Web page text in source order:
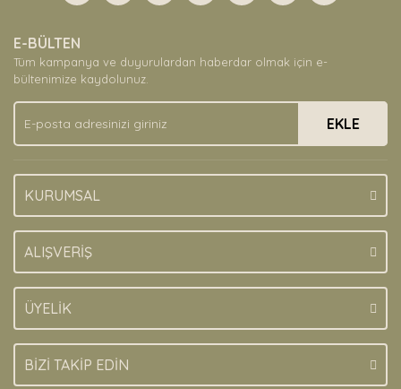
Yorum Yaz
Ürün açıklamasında eksik bilgiler bulunuyor.
Ürün bilgilerinde hatalar bulunuyor.
Ürün fiyatı diğer sitelerden daha pahalı.
Bu ürüne benzer farklı alternatifler olmalı.
E-BÜLTEN
Tüm kampanya ve duyurulardan haberdar olmak için e-
bültenimize kaydolunuz.
EKLE
KURUMSAL
ALIŞVERİŞ
ÜYELİK
BİZİ TAKİP EDİN